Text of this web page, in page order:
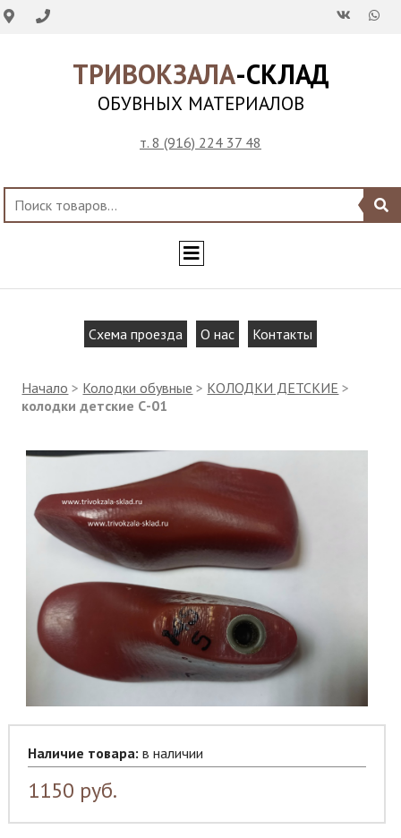
ТРИВОКЗАЛА-СКЛАД
ОБУВНЫХ МАТЕРИАЛОВ
т. 8 (916) 224 37 48
Схема проезда О нас Контакты
Начало > Колодки обувные > КОЛОДКИ ДЕТСКИЕ >
колодки детские С-01
Наличие товара: в наличии
1150 руб.